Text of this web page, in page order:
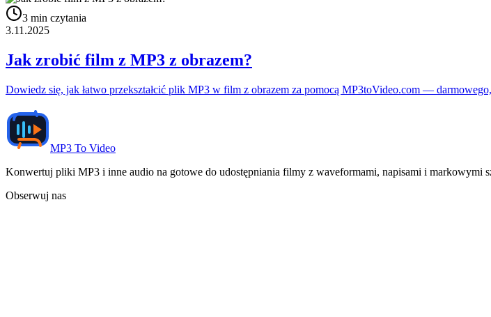
3 min czytania
3.11.2025
Jak zrobić film z MP3 z obrazem?
Dowiedz się, jak łatwo przekształcić plik MP3 w film z obrazem za pomocą MP3toVideo.com —
MP3 To Video
Konwertuj pliki MP3 i inne audio na gotowe do udostępniania filmy z waveformami, napisami i markowymi
Obserwuj nas